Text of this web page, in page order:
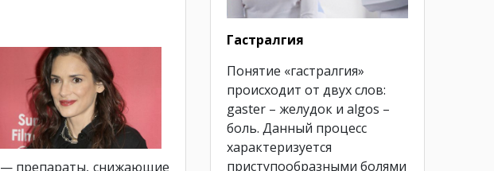
— препараты, снижающие
Гастралгия
Понятие «гастралгия»
происходит от двух слов:
gaster – желудок и algos –
боль. Данный процесс
характеризуется
приступообразными болями